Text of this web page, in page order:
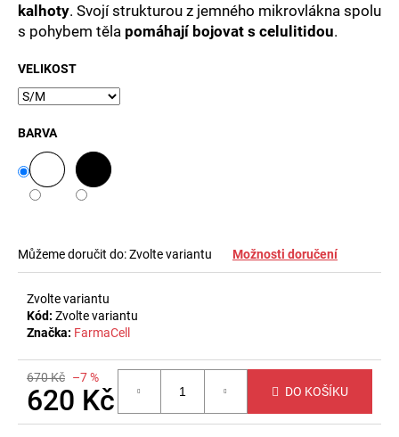
kalhoty. Svojí strukturou z jemného mikrovlákna spolu
s pohybem těla pomáhají bojovat s celulitidou.
VELIKOST
BARVA
Můžeme doručit do:Zvolte variantu Možnosti doručení
Zvolte variantu
Kód: Zvolte variantu
Značka: FarmaCell
670 Kč –7 %
620 Kč
Měrná
DO KOŠÍKU
o
p
r
č
m
e
ZAHŘÍVACÍ
BEDERNÍ
PÁS
SE
44%
ANGORSKÉ